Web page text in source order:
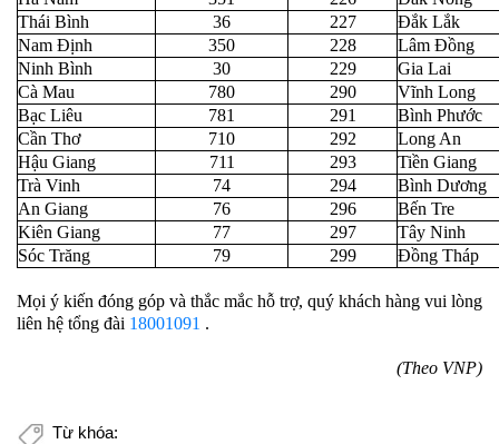
Thái Bình
36 227
Đắk Lắk
Nam Định
350 228
Lâm Đồng
Ninh Bình
30 229
Gia Lai
Cà Mau
780 290
Vĩnh Long
Bạc Liêu
781 291
Bình Phước
Cần Thơ
710 292
Long An
Hậu Giang
711 293
Tiền Giang
Trà Vinh
74 294
Bình Dương
An Giang
76 296
Bến Tre
Kiên Giang
77 297
Tây Ninh
Sóc Trăng
79 299 Đồng Tháp
Mọi ý kiến đóng góp và thắc mắc hỗ trợ, quý khách hàng vui lòng
liên hệ tổng đài 18001091 .
(Theo VNP)
Từ khóa: